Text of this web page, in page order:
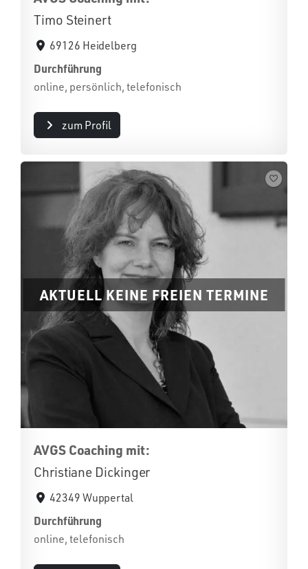
Timo Steinert
69126 Heidelberg
Durchführung
online, persönlich, telefonisch
zum Profil
AKTUELL KEINE FREIEN TERMINE
AVGS Coaching mit:
Christiane Dickinger
42349 Wuppertal
Durchführung
online, telefonisch